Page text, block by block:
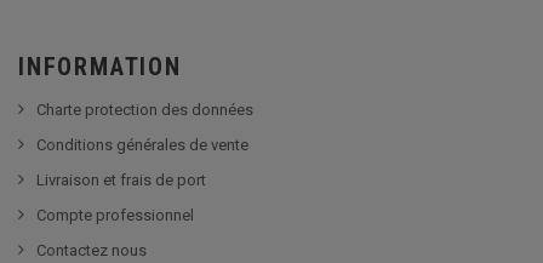
INFORMATION
Charte protection des données
Conditions générales de vente
Livraison et frais de port
Compte professionnel
Contactez nous